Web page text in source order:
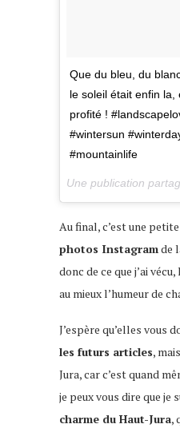
Que du bleu, du
le soleil était enfin la,
profité !
#wintersun
#mountainlife
Au final, c’est une petite
photos Instagramde
donc de ce que j’ai
au mieux l’humeur de
J’espère qu’elles vous
les futurs articles,
Jura, car c’est quand
je peux vous dire que je
charme du Haut-Jura,